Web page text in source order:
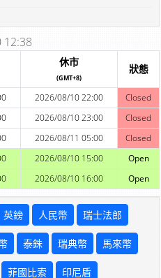
12:38
休市
(GMT+8)
狀態
2026/08/10 22:00
Closed
2026/08/10 23:00
Closed
2026/08/11 05:00
Closed
2026/08/10 15:00
Open
2026/08/10 16:00 Open
英鎊 人民幣 瑞士法郎
泰銖 瑞典幣 馬來幣
菲國比索 印尼盾